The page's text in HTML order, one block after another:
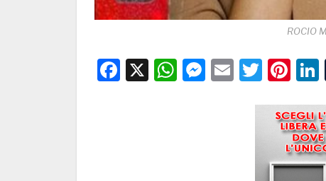
ROCIO
Facebook
X WhatsApp
Messenger
Email